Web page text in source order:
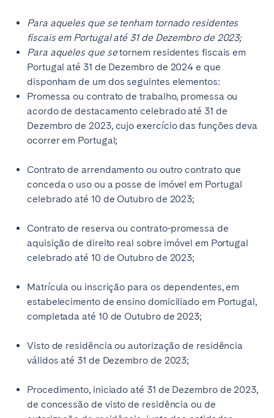
Para aqueles que se tenham tornado residentes
fiscais em Portugal até 31 de Dezembro de 2023;
Para aqueles que setornem residentes fiscais em
Portugal até 31 de Dezembro de 2024 e que
disponham de um dos seguintes elementos:
Promessa ou contrato de trabalho, promessa ou
acordo de destacamento celebrado até 31 de
Dezembro de 2023, cujo exercício das funções deva
ocorrer em Portugal;
Contrato de arrendamento ou outro contrato que
conceda o uso ou a posse de imóvel em Portugal
celebrado até 10 de Outubro de 2023;
Contrato de reserva ou contrato-promessa de
aquisição de direito real sobre imóvel em Portugal
celebrado até 10 de Outubro de 2023;
Matrícula ou inscrição para os dependentes, em
estabelecimento de ensino domiciliado em Portugal,
completada até 10 de Outubro de 2023;
Visto de residência ou autorização de residência
válidos até 31 de Dezembro de 2023;
Procedimento, iniciado até 31 de Dezembro de 2023,
de concessão de visto de residência ou de